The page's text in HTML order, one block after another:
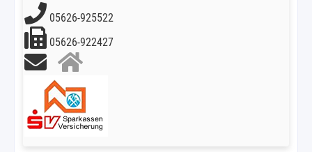
05626-925522
05626-922427